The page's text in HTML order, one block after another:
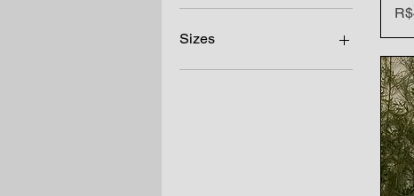
Sizes
44